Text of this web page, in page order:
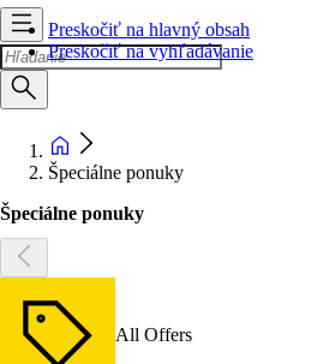
Preskočiť na hlavný obsah
Preskočiť na vyhľadávanie
Špeciálne ponuky
Špeciálne ponuky
All Offers